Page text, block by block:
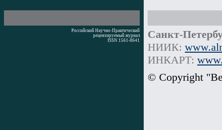
Российский Научно-Практический
рецензируемый журнал
ISSN 1561-8641
Санкт-
НИИК:
ИНКАРТ:
© Copyright